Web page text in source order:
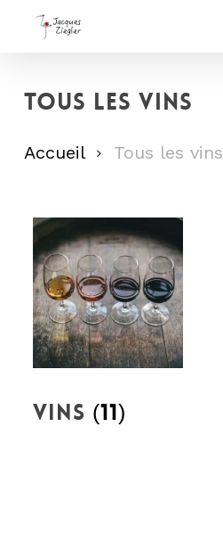
Tous les vins
Accueil Tous les vins
Vins (11)